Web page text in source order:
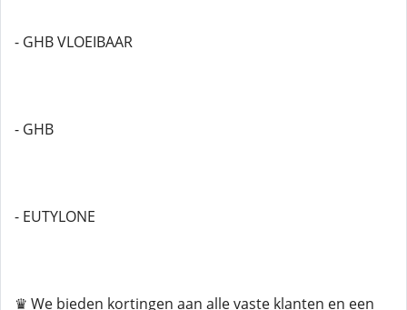
- GHB VLOEIBAAR
- GHB
- EUTYLONE
♛ We bieden kortingen aan alle vaste klanten en een